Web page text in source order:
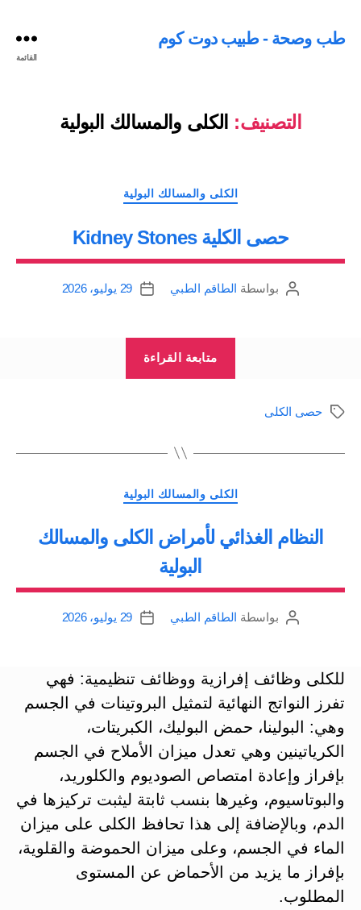
طب وصحة - طبيب دوت كوم
القائمة
التصنيف: الكلى والمسالك البولية
التصنيفات
الكلى والمسالك البولية
حصى الكلية Kidney Stones
كاتببواسطة الطاقم الطبي
تاريخ
29 يوليو، 2026
متابعة القراءة
الوسومحصى الكلى
التصنيفات
الكلى والمسالك البولية
النظام الغذائي لأمراض الكلى والمسالك
البولية
كاتببواسطة الطاقم الطبي
تاريخ
29 يوليو، 2026
للكلى وظائف إفرازية ووظائف تنظيمية: فهي
تفرز النواتج النهائية لتمثيل البروتينات في الجسم
وهي: البولينا، حمض البوليك، الكبريتات،
الكرياتينين وهي تعدل ميزان الأملاح في الجسم
بإفراز وإعادة امتصاص الصوديوم والكلوريد،
والبوتاسيوم، وغيرها بنسب ثابتة ليثبت تركيزها في
الدم، وبالإضافة إلى هذا تحافظ الكلى على ميزان
الماء في الجسم، وعلى ميزان الحموضة والقلوية،
بإفراز ما يزيد من الأحماض عن المستوى
المطلوب.